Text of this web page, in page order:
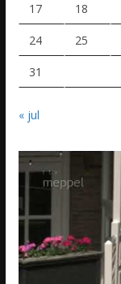
17 18
24 25
31
« jul